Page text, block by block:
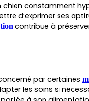
constamment
d’exprimer ses
contribue à
par certaines
les soins si